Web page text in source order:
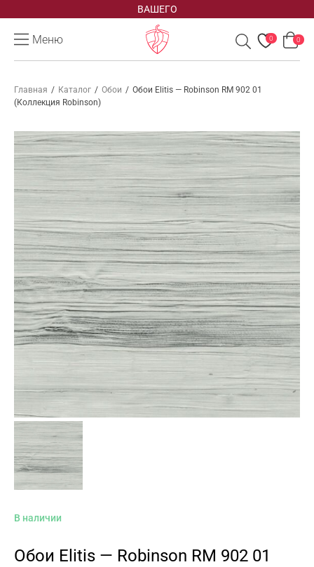
ВАШЕГО
Меню 0 0
Главная / Каталог / Обои / Обои Elitis — Robinson RM 902 01
(Коллекция Robinson)
В наличии
Обои Elitis — Robinson RM 902 01